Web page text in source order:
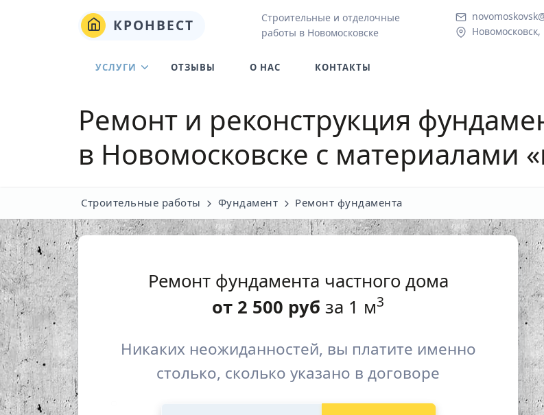
КРОНВЕСТ
Строительные и отделочные
работы в Новомосковске
УСЛУГИ ОТЗЫВЫ О НАС КОНТАКТЫ
Ремонт и реконструкция
в Новомосковске с материалами
Строительные работы Фундамент Ремонт фундамента
Ремонт фундамента частного дома
от 2 500 руб за 1 м3
Никаких неожиданностей, вы платите именно
столько, сколько указано в договоре